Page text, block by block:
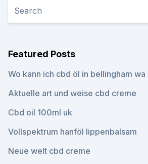
Featured Posts
Wo kann ich cbd öl in bellingham wa
Aktuelle art und weise cbd creme
Cbd oil 100ml uk
Vollspektrum hanföl lippenbalsam
Neue welt cbd creme